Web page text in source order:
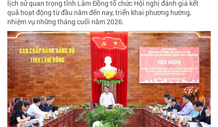
lịch sử quan trọng tỉnh Lâm Đồng tổ chức Hội nghị đánh giá kết
quả hoạt động từ đầu năm đến nay, triển khai phương hướng,
nhiệm vụ những tháng cuối năm 2026.